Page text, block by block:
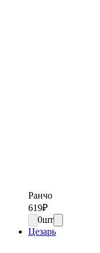
Ранчо
619₽
0шт
Цезарь